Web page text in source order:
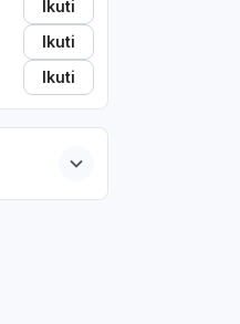
Ikuti
Ikuti
Ikuti